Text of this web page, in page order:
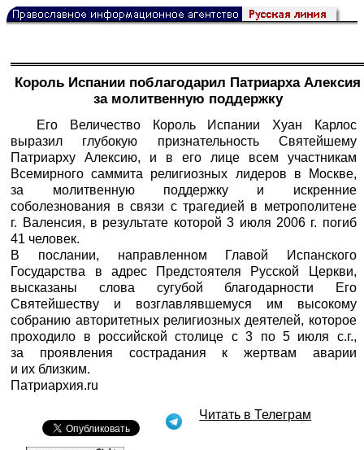
Король Испании поблагодарил Патриарха Алексия
за молитвенную поддержку
Его Величество Король Испании Хуан Карлос
выразил глубокую признательность Святейшему
Патриарху Алексию, и в его лице всем участникам
Всемирного саммита религиозных лидеров в Москве,
за молитвенную поддержку и искренние
соболезнования в связи с трагедией в метрополитене
г. Валенсия, в результате которой 3 июля 2006 г. погиб
41 человек.
В послании, направленном Главой Испанского
Государства в адрес Предстоятеля Русской Церкви,
высказаны слова сугубой благодарности Его
Святейшеству и возглавлявшемуся им высокому
собранию авторитетных религиозных деятелей, которое
проходило в российской столице с 3 по 5 июля с.г.,
за проявления сострадания к жертвам аварии
и их близким.
Патриархия.ru
Читать в Телеграм